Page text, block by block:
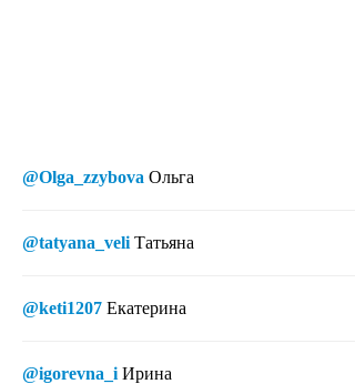
@Olga_zzybova Ольга
@tatyana_veli Татьяна
@keti1207 Екатерина
@igorevna_i Ирина